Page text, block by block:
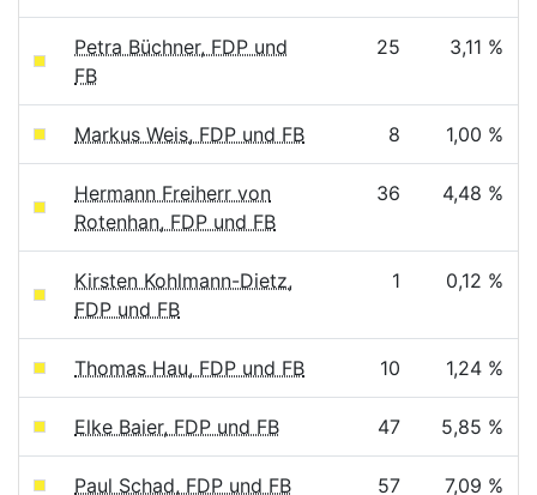
Petra Büchner, FDP und
FB
25 3,11 %
Markus Weis, FDP und FB 8 1,00 %
Hermann Freiherr von
Rotenhan, FDP und FB
36 4,48 %
Kirsten Kohlmann-Dietz,
FDP und FB
1 0,12 %
Thomas Hau, FDP und FB 10 1,24 %
Elke Baier, FDP und FB 47 5,85 %
Paul Schad, FDP und FB 57 7,09 %